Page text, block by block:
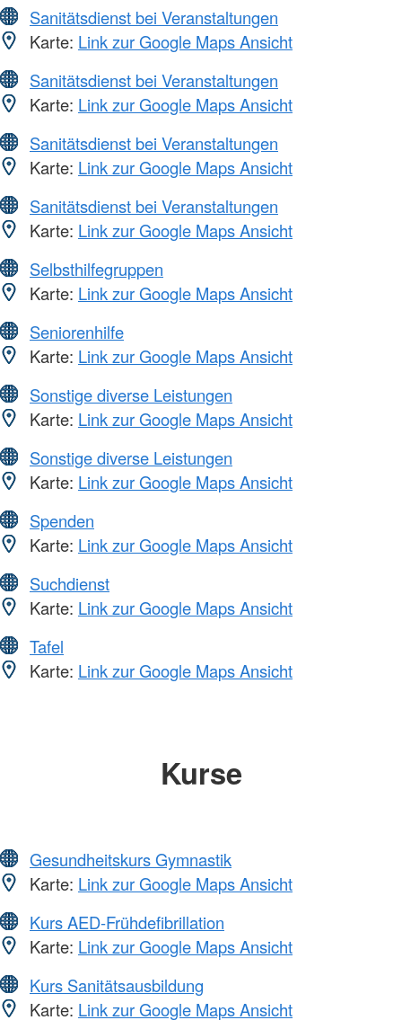
Sanitätsdienst bei Veranstaltungen
Karte: Link zur Google Maps Ansicht
Sanitätsdienst bei Veranstaltungen
Karte: Link zur Google Maps Ansicht
Sanitätsdienst bei Veranstaltungen
Karte: Link zur Google Maps Ansicht
Sanitätsdienst bei Veranstaltungen
Karte: Link zur Google Maps Ansicht
Selbsthilfegruppen
Karte: Link zur Google Maps Ansicht
Seniorenhilfe
Karte: Link zur Google Maps Ansicht
Sonstige diverse Leistungen
Karte: Link zur Google Maps Ansicht
Sonstige diverse Leistungen
Karte: Link zur Google Maps Ansicht
Spenden
Karte: Link zur Google Maps Ansicht
Suchdienst
Karte: Link zur Google Maps Ansicht
Tafel
Karte: Link zur Google Maps Ansicht
Kurse
Gesundheitskurs Gymnastik
Karte: Link zur Google Maps Ansicht
Kurs AED-Frühdefibrillation
Karte: Link zur Google Maps Ansicht
Kurs Sanitätsausbildung
Karte: Link zur Google Maps Ansicht